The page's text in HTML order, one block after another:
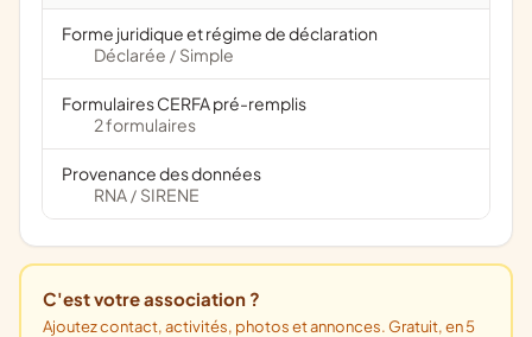
Forme juridique et régime de déclaration
Déclarée / Simple
Formulaires CERFA pré-remplis
2 formulaires
Provenance des données
RNA / SIRENE
C'est votre association ?
Ajoutez contact, activités, photos et annonces. Gratuit, en 5